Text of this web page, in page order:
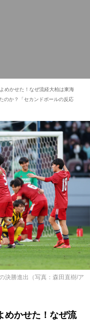
めかせた！なぜ流経大柏は東海
のか？「セカンドボールの反応
決勝進出（写真：森田直樹/ア
めかせた！なぜ流